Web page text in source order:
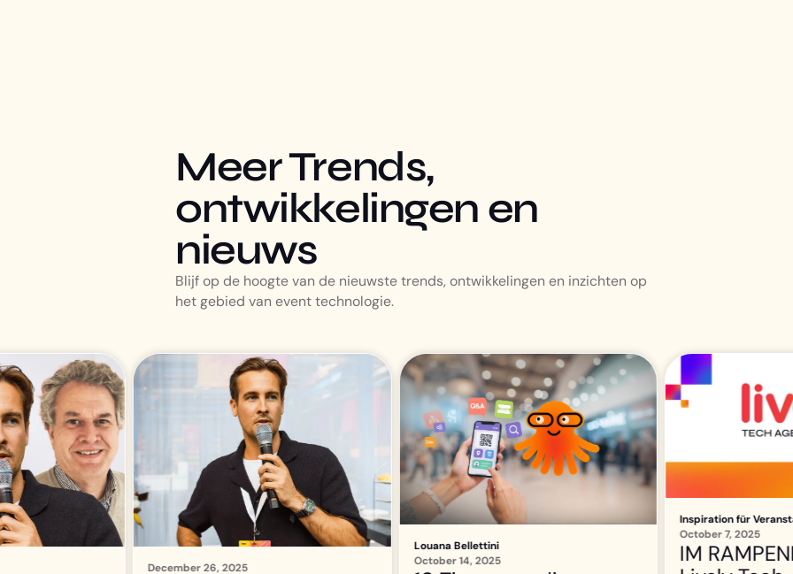
Meer Trends,
ontwikkelingen en
nieuws
Blijf op de hoogte van de nieuwste trends, ontwikkelingen en inzichten op
het gebied van event technologie.
Louana Bellettini
October 14, 2025
Inspiration für Veranstaltungen
IM RAMPENLICHT |
Louana Bellettini
September 18, 2025